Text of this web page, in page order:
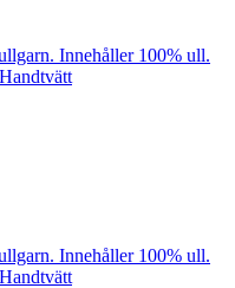
Innehåller 100% ull.
Innehåller 100% ull.